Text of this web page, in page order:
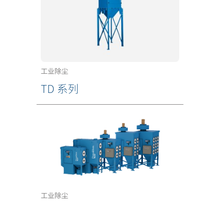
工业除尘
TD 系列
工业除尘